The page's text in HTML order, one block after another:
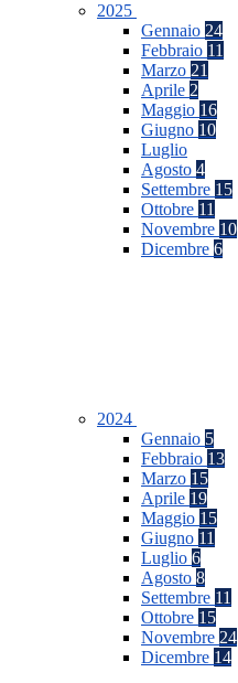
2025
Gennaio 24
Febbraio 11
Marzo 21
Aprile 2
Maggio 16
Giugno 10
Luglio
Agosto 4
Settembre 15
Ottobre 11
Novembre 10
Dicembre 6
2024
Gennaio 5
Febbraio 13
Marzo 15
Aprile 19
Maggio 15
Giugno 11
Luglio 6
Agosto 8
Settembre 11
Ottobre 15
Novembre 24
Dicembre 14